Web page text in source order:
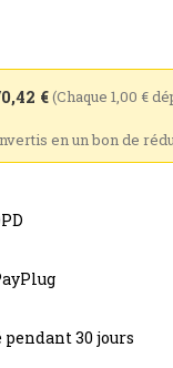
€(Chaque 1,00 €
en un bon de
30 jours